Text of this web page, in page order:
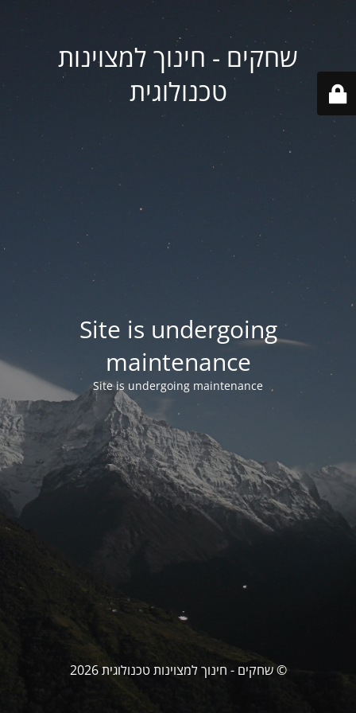
שחקים - חינוך למצוינות
טכנולוגית
Site is undergoing
maintenance
Site is undergoing maintenance
© שחקים - חינוך למצוינות טכנולוגית 2026